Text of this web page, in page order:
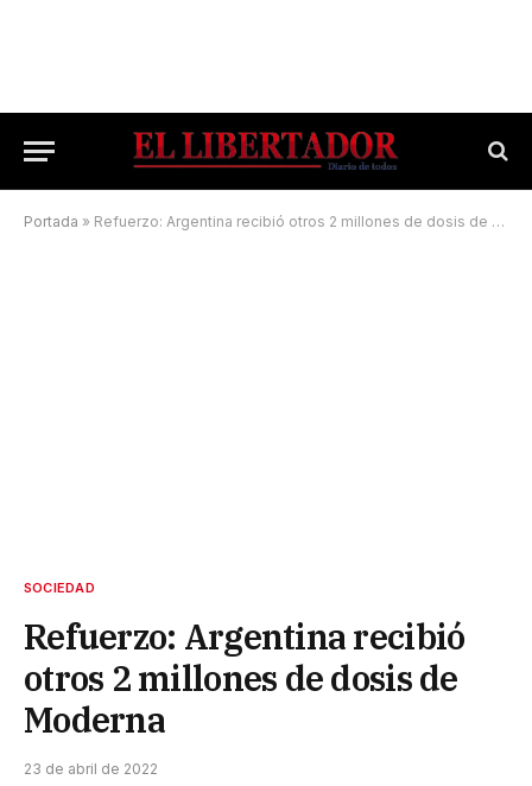
Portada » Refuerzo: Argentina recibió otros 2 millones de dosis de Moderna
SOCIEDAD
Refuerzo: Argentina recibió
otros 2 millones de dosis de
Moderna
23 de abril de 2022